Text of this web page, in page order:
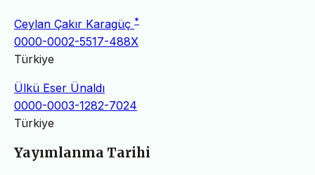
Ceylan Çakır Karagüç *
0000-0002-5517-488X
Türkiye
Ülkü Eser Ünaldı
0000-0003-1282-7024
Türkiye
Yayımlanma Tarihi